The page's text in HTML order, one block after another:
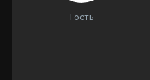
Гость